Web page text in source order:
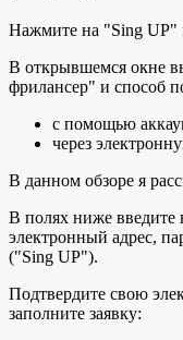
Нажмите на "Sing UP"
В открывшемся окне
фрилансер" и способ
с помощью
через
В данном обзоре я
В полях ниже введите
электронный адрес,
("Sing UP").
Подтвердите свою
заполните заявку: